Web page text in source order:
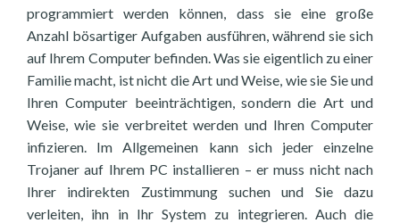
programmiert werden können, dass sie eine große
Anzahl bösartiger Aufgaben ausführen, während sie sich
auf Ihrem Computer befinden. Was sie eigentlich zu einer
Familie macht, ist nicht die Art und Weise, wie sie Sie und
Ihren Computer beeinträchtigen, sondern die Art und
Weise, wie sie verbreitet werden und Ihren Computer
infizieren. Im Allgemeinen kann sich jeder einzelne
Trojaner auf Ihrem PC installieren – er muss nicht nach
Ihrer indirekten Zustimmung suchen und Sie dazu
verleiten, ihn in Ihr System zu integrieren. Auch die